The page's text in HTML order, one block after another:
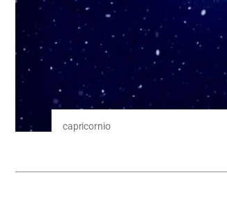
capricornio